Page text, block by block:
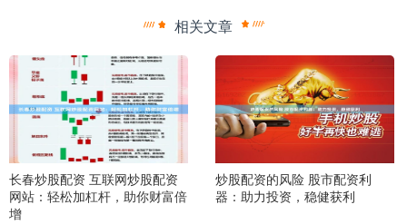
相关文章
长春炒股配资 互联网炒股配资
网站：轻松加杠杆，助你财富倍
增
炒股配资的风险 股市配资利
器：助力投资，稳健获利